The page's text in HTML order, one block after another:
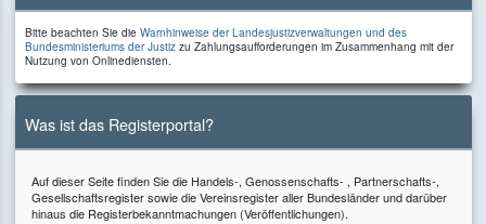
Bitte
beachten
Sie
Bitte beachten Sie die Warnhinweise der Landesjustizverwaltungen und des
Bundesministeriums der Justiz zu
Zusammenhang
Nutzung
zu Zahlungsaufforderungen im Zusammenhang mit der
Nutzung von Onlinediensten.
Was ist das Registerportal?
Auf dieser Seite finden Sie die Handels-, Genossenschafts- , Partnerschafts-,
Gesellschaftsregister sowie die Vereinsregister aller Bundesländer und darüber
hinaus die Registerbekanntmachungen (Veröffentlichungen).